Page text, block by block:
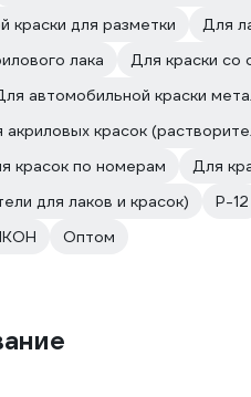
краски для разметки Для
лака Для краски со
автомобильной краски
акриловых красок
красок по номерам Для
для лаков и красок)
Р-12
Оптом